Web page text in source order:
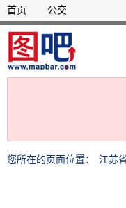
首页 公交
您所在的页面位置： 江苏